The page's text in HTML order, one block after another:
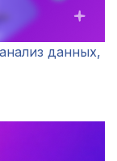
данных,